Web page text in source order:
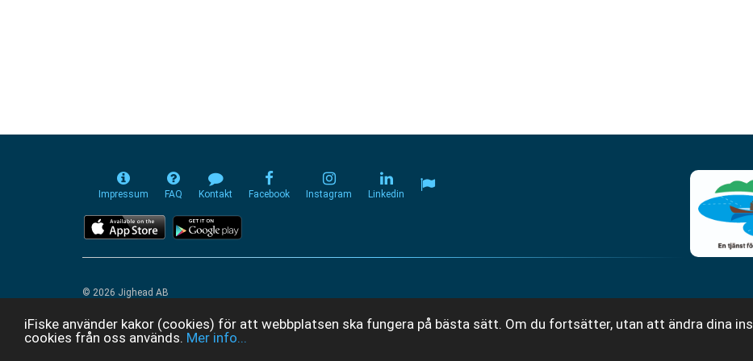
iFiske använder kakor (cookies) för att webbplatsen ska fungera på bästa sätt. Om du fortsätter, utan att ändra dina
cookies från oss används. Mer info...
Impressum FAQ Kontakt Facebook Instagram Linkedin
© 2026 Jighead AB